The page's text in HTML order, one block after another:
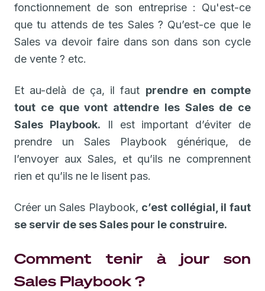
fonctionnement de son entreprise : Qu'est-ce
que tu attends de tes Sales ? Qu’est-ce que le
Sales va devoir faire dans son dans son cycle
de vente ? etc.
Et au-delà de ça, il faut prendre en compte
tout ce que vont attendre les Sales de ce
Sales Playbook. Il est important d’éviter de
prendre un Sales Playbook générique, de
l’envoyer aux Sales, et qu’ils ne comprennent
rien et qu’ils ne le lisent pas.
Créer un Sales Playbook, c’est collégial, il faut
se servir de ses Sales pour le construire.
Comment tenir à jour son
Sales Playbook ?